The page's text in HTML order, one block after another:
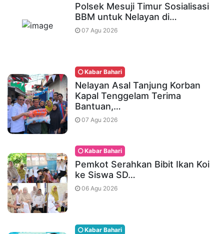
Polsek Mesuji Timur Sosialisasi
BBM untuk Nelayan di…
07 Agu 2026
Kabar Bahari
Nelayan Asal Tanjung Korban
Kapal Tenggelam Terima
Bantuan,…
07 Agu 2026
Kabar Bahari
Pemkot Serahkan Bibit Ikan Koi
ke Siswa SD…
06 Agu 2026
Kabar Bahari